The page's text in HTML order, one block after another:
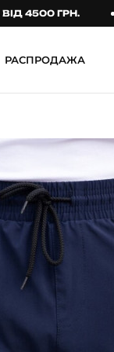
ГРН.
Карго
Спортивні
Лосины
Джинсы
Куртка й
РАСПРОДАЖА